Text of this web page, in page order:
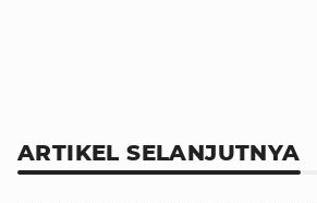
ARTIKEL SELANJUTNYA